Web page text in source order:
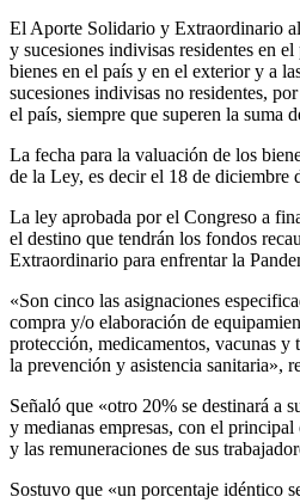
El Aporte Solidario y Extraordinario
y sucesiones indivisas residentes en
bienes en el país y en el exterior y a
sucesiones indivisas no residentes,
el país, siempre que superen la suma
La fecha para la valuación de los
de la Ley, es decir el 18 de diciembre
La ley aprobada por el Congreso a
el destino que tendrán los fondos
Extraordinario para enfrentar la
«Son cinco las asignaciones
compra y/o elaboración de
protección, medicamentos, vacunas
la prevención y asistencia sanitaria»,
Señaló que «otro 20% se destinará a
y medianas empresas, con el
y las remuneraciones de sus
Sostuvo que «un porcentaje idéntico